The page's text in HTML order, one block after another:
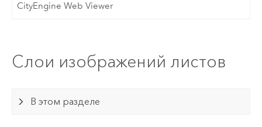
CityEngine Web Viewer
Слои изображений листов
В этом разделе